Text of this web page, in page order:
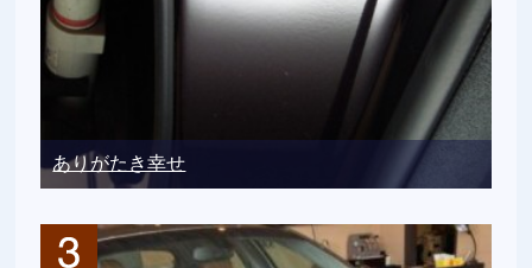
ありがたき幸せ